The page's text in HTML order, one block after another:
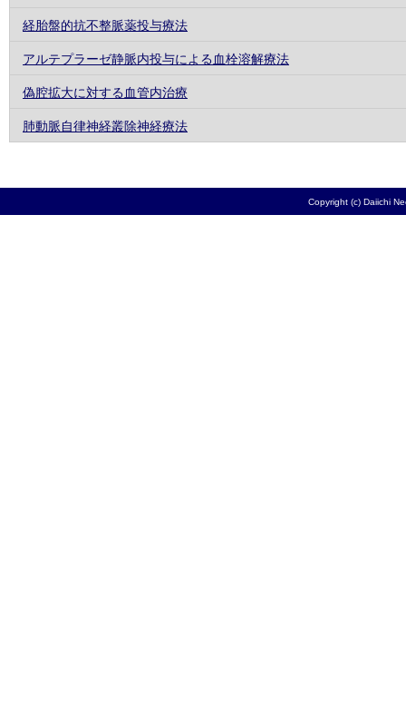
経胎盤的抗不整脈薬投与療法
アルテプラーゼ静脈内投与による血栓溶解療法
偽腔拡大に対する血管内治療
肺動脈自律神経叢除神経療法
Copyright (c) Daiichi